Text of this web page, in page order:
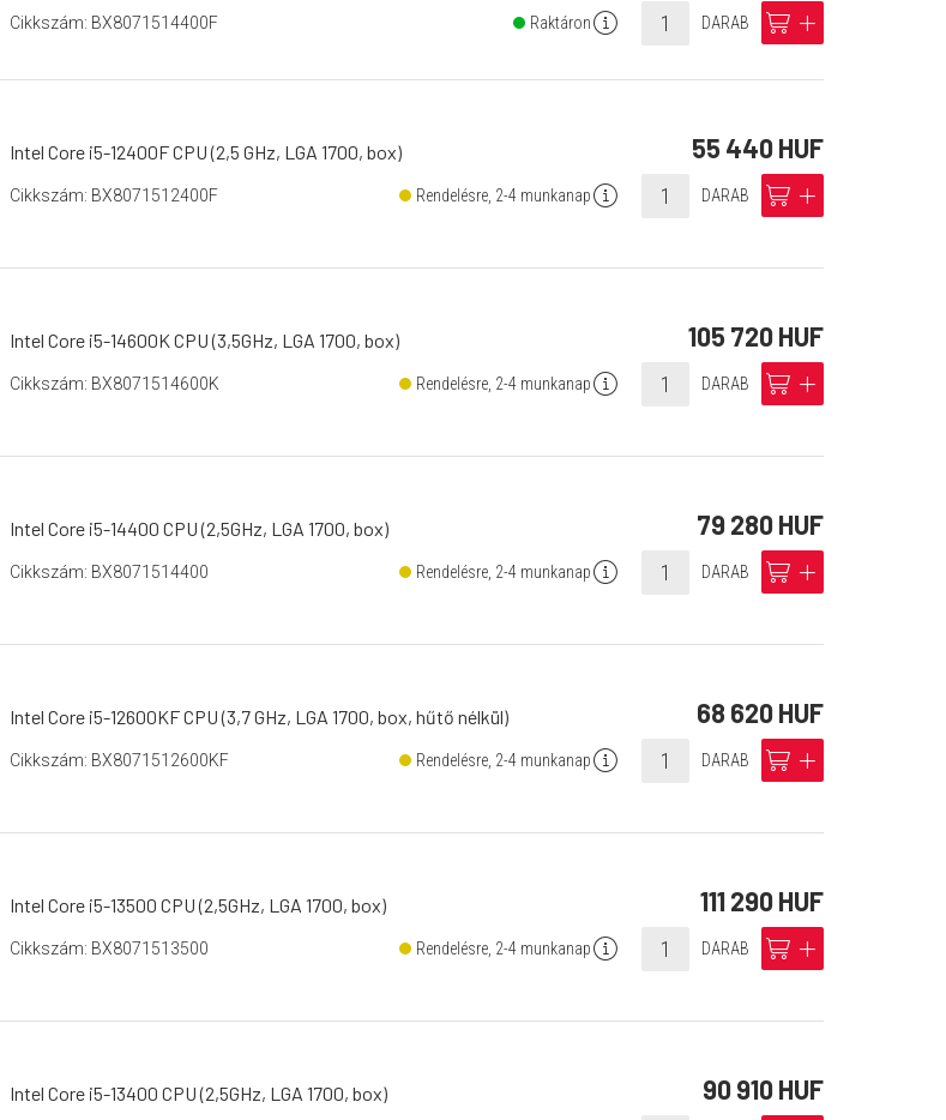
Cikkszám: BX8071514400F Raktároninfo DARAB cart add
Intel Core i5-12400F CPU (2,5 GHz, LGA 1700, box) 55 440 HUF
Cikkszám: BX8071512400F Rendelésre, 2-4 munkanapinfo DARAB cart add
Intel Core i5-14600K CPU (3,5GHz, LGA 1700, box) 105 720 HUF
Cikkszám: BX8071514600K Rendelésre, 2-4 munkanapinfo DARAB cart add
Intel Core i5-14400 CPU (2,5GHz, LGA 1700, box) 79 280 HUF
Cikkszám: BX8071514400 Rendelésre, 2-4 munkanapinfo DARAB cart add
Intel Core i5-12600KF CPU (3,7 GHz, LGA 1700, box, hűtő nélkül) 68 620 HUF
Cikkszám: BX8071512600KF Rendelésre, 2-4 munkanapinfo DARAB cart add
Intel Core i5-13500 CPU (2,5GHz, LGA 1700, box) 111 290 HUF
Cikkszám: BX8071513500 Rendelésre, 2-4 munkanapinfo DARAB cart add
Intel Core i5-13400 CPU (2,5GHz, LGA 1700, box) 90 910 HUF